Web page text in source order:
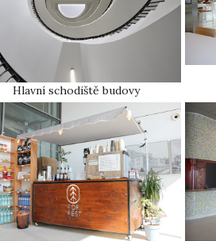
Hlavní schodiště budovy